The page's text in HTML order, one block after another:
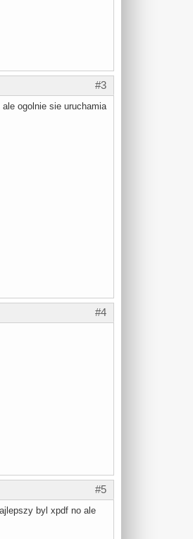
#3
ogolnie sie uruchamia
#4
#5
byl xpdf no ale